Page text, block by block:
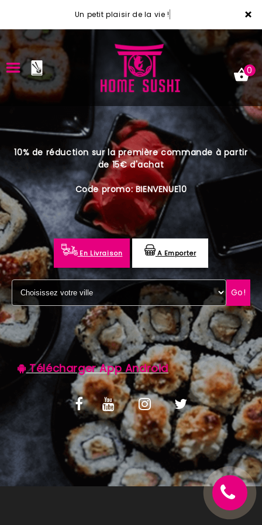
×
Un petit plaisir de la vie !
ACCUEIL
VOTRE COMPTE
NOTRE RESTAURANT
VOS AVIS
MENTIONS LÉGALES
C.G.V
0
10% de réduction sur la première commande à partir
de 15€ d'achat
Code promo: BIENVENUE10
En Livraison A Emporter
Go!
Télécharger App Android